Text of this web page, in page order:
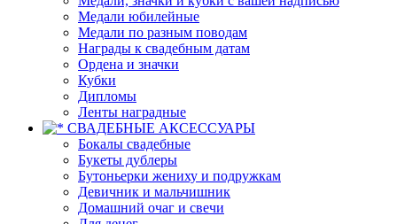
Медали юбилейные
Медали по разным поводам
Награды к свадебным датам
Ордена и значки
Кубки
Дипломы
Ленты наградные
СВАДЕБНЫЕ АКСЕССУАРЫ
Бокалы свадебные
Букеты дублеры
Бутоньерки жениху и подружкам
Девичник и мальчишник
Домашний очаг и свечи